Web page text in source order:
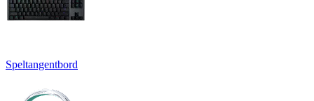
Speltangentbord